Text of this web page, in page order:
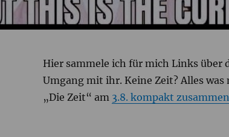
Hier sammele ich für mich Links über
Umgang mit ihr. Keine Zeit? Alles
„Die Zeit“ am 3.8. kompakt